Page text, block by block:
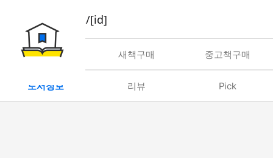
book/rent/[id]
대여 새책구매 중고책구매
도서정보 리뷰 Pick